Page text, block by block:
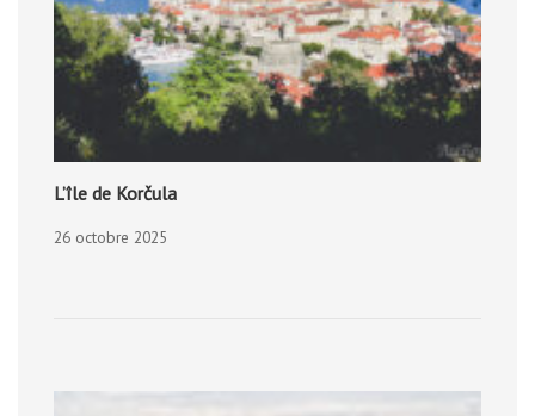
L’île de Korčula
26 octobre 2025